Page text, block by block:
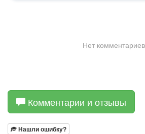
Комментарии и отзывы
Нашли ошибку?